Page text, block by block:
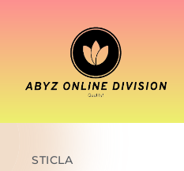
STICLA